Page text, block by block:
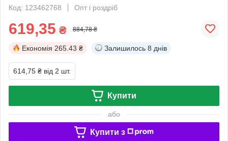
Код: 123462768
Опт і роздріб
619,35 ₴ 884,78 ₴
Економія 265.43 ₴ Залишилось 8 днів
614,75 ₴ від 2 шт.
Купити
або
Купити з